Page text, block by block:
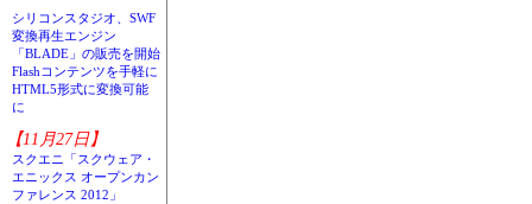
シリコンスタジオ、SWF
変換再生エンジン
「BLADE」の販売を開始
Flashコンテンツを手軽に
HTML5形式に変換可能
に
【11月27日】
スクエニ「スクウェア・
エニックス オープンカン
ファレンス 2012」